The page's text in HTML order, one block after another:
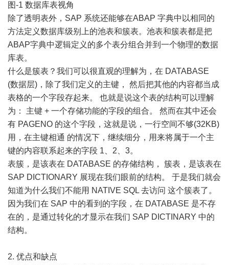
图-1 数据库表视角
除了透明表外，SAP 系统还能够在ABAP 字典中以相同的
方法定义数据库级别上的池表和簇表。池表和簇表都是把
ABAP字典中逻辑定义的多个表分组合并到一个物理的数据
库表。
什么是簇表？我们可以很直观的理解为，在 DATABASE
(数据层)，除了我们定义的主键， 然后把其他的内容都当成
表格的一个字段存起来。 也就是说这个表的结构可以理解
为： 主键 + 一个存储功能的字段的组合。 然而在其中还会
有 PAGENO 的这个字段，这就是说，一行空间不够(32KB)
用，在主键相通 的情况下，继续细分，用来将属于一个主
键的内容联系起来的字段 1、2、3。
表簇，是该表在 DATABASE 的存储结构， 簇表，是该表在
SAP DICTIONARY 展现在我们眼前的结构。 于是我们就会
知道为什么我们不能用 NATIVE SQL 去访问 这个簇表了。
因为我们在 SAP 中的看到的字段，在 DATABASE 是不存
在的，是通过转化的才显示在我们 SAP DICTINARY 中的
结构。
2. 优点和缺点